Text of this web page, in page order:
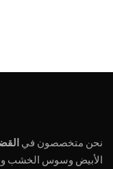
نحن متخصصون في
الأبيض وسوس الخشب